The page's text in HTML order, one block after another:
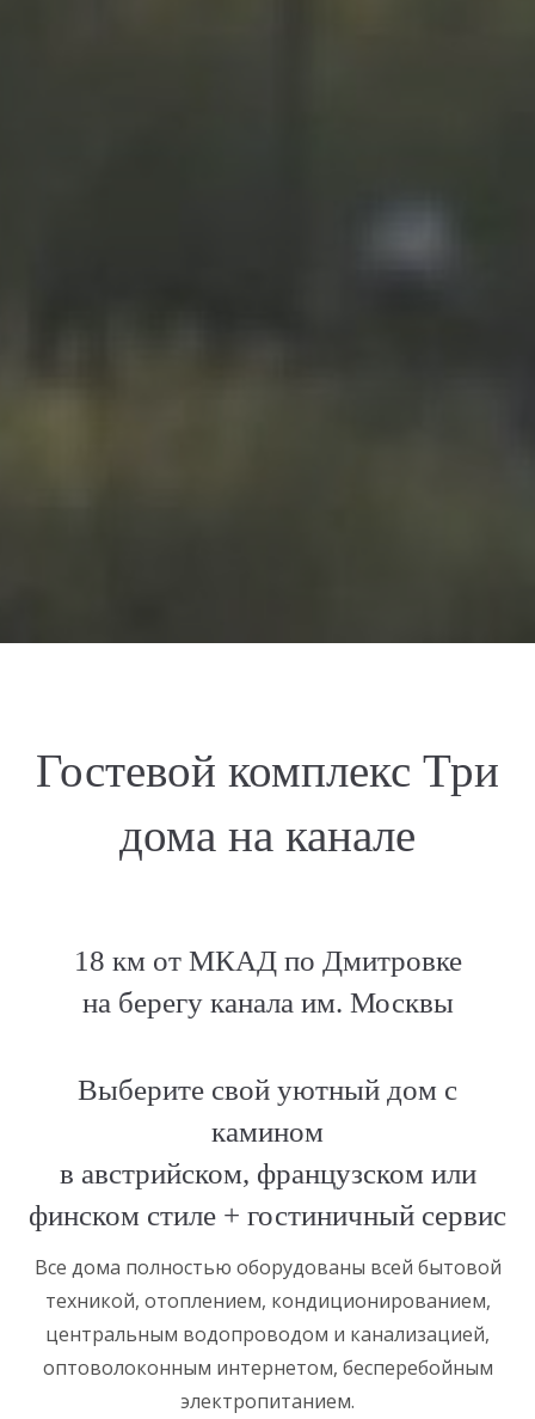
Гостевой комплекс Три
дома на канале
18 км от МКАД по Дмитровке
на берегу канала им. Москвы
Выберите свой уютный дом с
камином
в австрийском, французском или
финском стиле + гостиничный сервис
Все дома полностью оборудованы всей бытовой
техникой, отоплением, кондиционированием,
центральным водопроводом и канализацией,
оптоволоконным интернетом, бесперебойным
электропитанием.